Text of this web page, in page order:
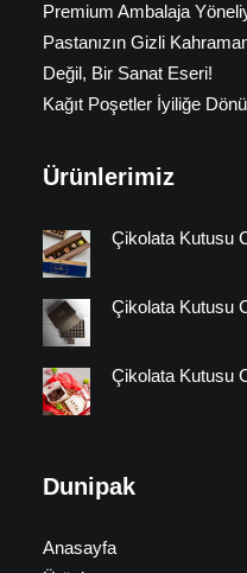
Premium Ambalaja
Pastanızın Gizli
Değil, Bir Sanat Eseri!
Kağıt Poşetler İyiliğe
Ürünlerimiz
Çikolata Kutusu
Çikolata Kutusu
Çikolata Kutusu
Dunipak
Anasayfa